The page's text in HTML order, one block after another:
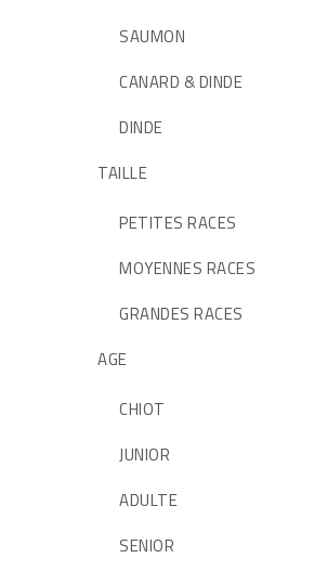
SAUMON
CANARD & DINDE
DINDE
TAILLE
PETITES RACES
MOYENNES RACES
GRANDES RACES
AGE
CHIOT
JUNIOR
ADULTE
SENIOR